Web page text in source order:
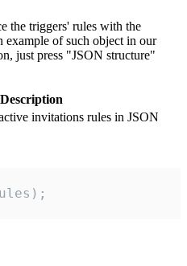
the triggers' rules with the
example of such object in our
just press "JSON structure"
Description
invitations rules in JSON